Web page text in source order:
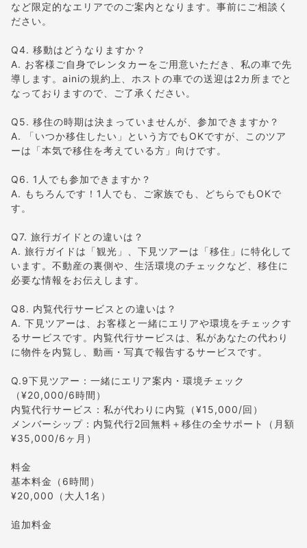
など限定的なエリアでのご案内となります。事前にご相談く
ださい。
Q4. 移動はどうなりますか？
A. お客様ご自身でレンタカーをご用意いただき、私の車で先
導します。ainiの規約上、ホストの車での送迎は2カ所までと
なっておりますので、ご了承ください。
Q5. 移住の時期は決まっていませんが、参加できますか？
A. 「いつか移住したい」という方でもOKですが、このツア
ーは「本気で移住を考えている方」向けです。
Q6. 1人でも参加できますか？
A. もちろんです！1人でも、ご家族でも、どちらでもOKで
す。
Q7. 旅行ガイドとの違いは？
A. 旅行ガイドは「観光」、下見ツアーは「移住」に特化して
います。不動産の裏側や、生活環境のチェックなど、移住に
必要な情報をお伝えします。
Q8. 内覧代行サービスとの違いは？
A. 下見ツアーは、お客様と一緒にエリアや環境をチェックす
るサービスです。内覧代行サービスは、私があなたの代わり
に物件を内覧し、動画・写真で報告するサービスです。
Q.9下見ツアー：一緒にエリア案内・環境チェック
（¥20,000/6時間）
内覧代行サービス：私が代わりに内覧（¥15,000/回）
メンバーシップ：内覧代行2回無料＋移住の全サポート（月額
¥35,000/6ヶ月）
料金
基本料金（6時間）
¥20,000（大人1名）
追加料金